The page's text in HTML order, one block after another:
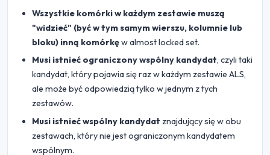
Wszystkie komórki w każdym zestawie muszą
"widzieć" (być w tym samym wierszu, kolumnie lub
bloku) inną komórkęw almost locked set.
Musi istnieć ograniczony wspólny kandydat, czyli taki
kandydat, który pojawia się raz w każdym zestawie ALS,
ale może być odpowiedzią tylko w jednym z tych
zestawów.
Musi istnieć wspólny kandydat znajdujący się w obu
zestawach, który nie jest ograniczonym kandydatem
wspólnym.